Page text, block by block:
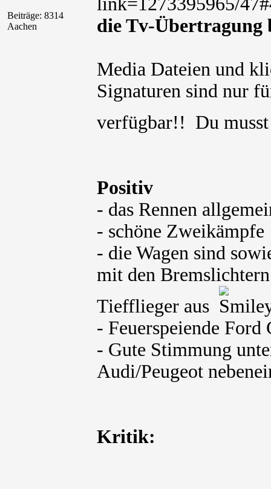
Beiträge: 8314
Aachen
die Tv-Übertragung
Media Dateien und
Signaturen sind nur
verfügbar!! Du
Positiv
- das Rennen
- schöne Zweikämpfe
- die Wagen sind
mit den
Tiefflieger aus
- Feuerspeiende Ford
- Gute Stimmung
Audi/Peugeot
Kritik: